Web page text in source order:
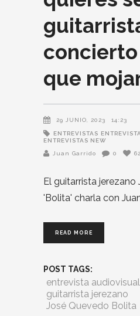
que
29 JUNIO, 2023 14:23
ENTREVISTAS
ENTREVISTAS NEW
Juan Garrido
0 62
El guitarrista jerezano
'Bolita' charla con
READ MORE
POST TAGS:
entrevista audiovisual
guitarrista jerezano
José Quevedo Bolita